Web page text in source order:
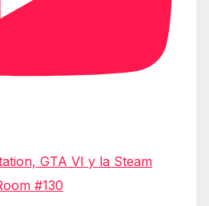
GTA VI y la Steam
#130